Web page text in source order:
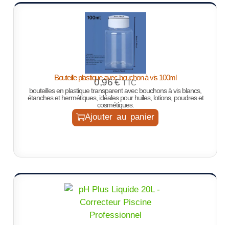
Bouteille plastique avec bouchon à vis 100ml
0,96€ TTC
bouteilles en plastique transparent avec bouchons à vis blancs,
étanches et hermétiques, idéales pour huiles, lotions, poudres et
cosmétiques.
Ajouter au panier